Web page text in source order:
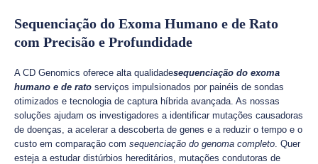
Sequenciação do Exoma Humano e de Rato
com Precisão e Profundidade
A CD Genomics oferece alta qualidadesequenciação do exoma
humano e de rato serviços impulsionados por painéis de sondas
otimizados e tecnologia de captura híbrida avançada. As nossas
soluções ajudam os investigadores a identificar mutações causadoras
de doenças, a acelerar a descoberta de genes e a reduzir o tempo e o
custo em comparação com sequenciação do genoma completo. Quer
esteja a estudar distúrbios hereditários, mutações condutoras de